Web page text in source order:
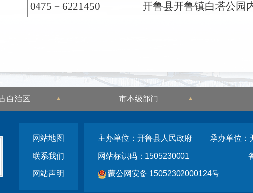
0475－6221450 开鲁县开鲁镇白塔公园
自治区 市本级部门
网站地图
联系我们
网站声明
主办单位：开鲁县人民政府 承办单位：
网站标识码：1505230001
蒙公网安备 15052302000124号